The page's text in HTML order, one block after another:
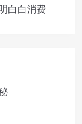
白白消费